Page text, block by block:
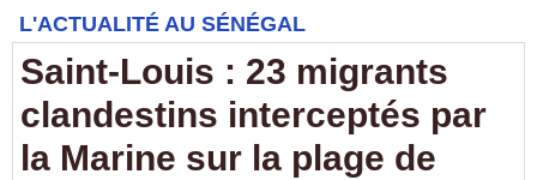
L'ACTUALITÉ AU SÉNÉGAL
Saint-Louis : 23 migrants
clandestins interceptés par
la Marine sur la plage de